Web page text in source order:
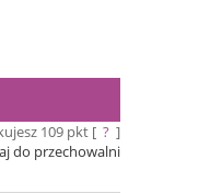
109pkt [ ? ]
do przechowalni